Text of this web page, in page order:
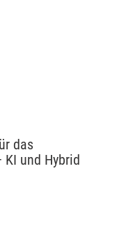
das
und Hybrid